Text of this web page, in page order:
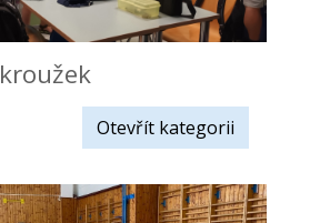
Otevřít kategorii